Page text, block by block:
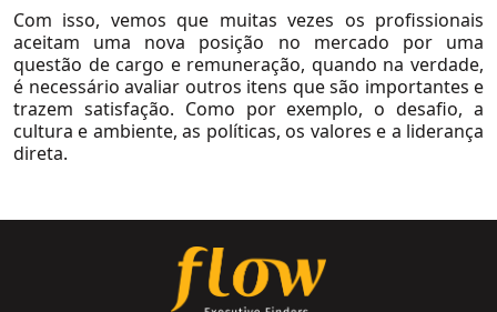
Consumo e Varejo
Educação
Logística e Transportes
Mineração e Siderurgia
Com isso, vemos que muitas vezes os profissionais
aceitam uma nova posição no mercado por uma
questão de cargo e remuneração, quando na verdade,
é necessário avaliar outros itens que são importantes e
trazem satisfação. Como por exemplo, o desafio, a
cultura e ambiente, as políticas, os valores e a liderança
direta.